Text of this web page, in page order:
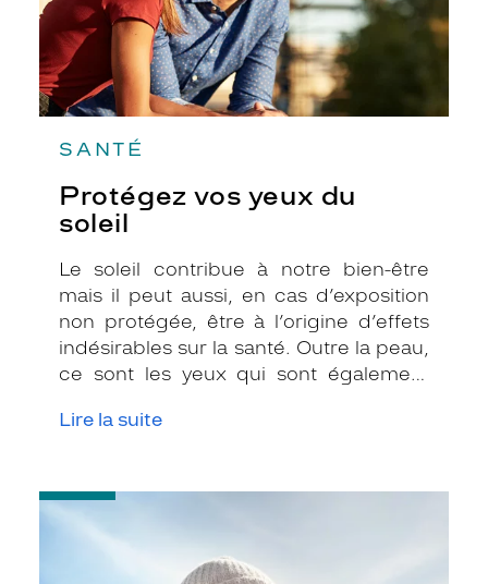
SANTÉ
Protégez vos yeux du
soleil
Le soleil contribue à notre bien-être
mais il peut aussi, en cas d’exposition
non protégée, être à l’origine d’effets
indésirables sur la santé. Outre la peau,
ce sont les yeux qui sont également
ultraviolets (UV). Même si le soleil se fait
ville, à la mer, à la montagne, lors de
toutes les activités en extérieur.
Lire la suite
-
Montures